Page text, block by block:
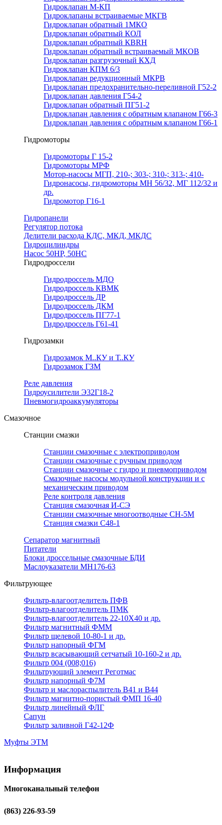
Гидроклапан М-КП
Гидроклапаны встраиваемые МКГВ
Гидроклапан обратный 1МКО
Гидроклапан обратный КОЛ
Гидроклапан обратный КВRН
Гидроклапан обратный встраиваемый МКОВ
Гидроклапан разгрузочный КХД
Гидроклапан КПМ 6/3
Гидроклапан редукционный МКРВ
Гидроклапан предохранительно-переливной Г52-2
Гидроклапан давления Г54-2
Гидроклапан обратный ПГ51-2
Гидроклапан давления с обратным клапаном Г66-3
Гидроклапан давления с обратным клапаном Г66-1
Гидромоторы
Гидромоторы Г 15-2
Гидромоторы МРФ
Мотор-насосы МГП, 210-; 303-; 310-; 313-; 410-
Гидронасосы, гидромоторы МН 56/32, МГ 112/32 и
др.
Гидромотор Г16-1
Гидропанели
Регулятор потока
Делители расхода КДС, МКД, МКДС
Гидроцилиндры
Насос 50НР, 50НС
Гидродроссели
Гидродроссель МДО
Гидродроссель КВМК
Гидродроссель ДР
Гидродроссель ДКМ
Гидродроссель ПГ77-1
Гидродроссель Г61-41
Гидрозамки
Гидрозамок М..КУ и Т..КУ
Гидрозамок ГЗМ
Реле давления
Гидроусилители Э32Г18-2
Пневмогидроаккумуляторы
Смазочное
Станции смазки
Станции смазочные с электроприводом
Станции смазочные с ручным приводом
Станции смазочные с гидро и пневмоприводом
Смазочные насосы модульной конструкции и с
механическим приводом
Реле контроля давления
Станция смазочная И-СЭ
Станции смазочные многоотводные СН-5М
Станция смазки С48-1
Сепаратор магнитный
Питатели
Блоки дроссельные смазочные БДИ
Маслоуказатели МН176-63
Фильтрующее
Фильтр-влагоотделитель ПФВ
Фильтр-влагоотделитель ПМК
Фильтр-влагоотделитель 22-10Х40 и др.
Фильтр магнитный ФММ
Фильтр щелевой 10-80-1 и др.
Фильтр напорный ФГМ
Фильтр всасывающий сетчатый 10-160-2 и др.
Фильтр 004 (008;016)
Фильтрующий элемент Реготмас
Фильтр напорный Ф7М
Фильтр и маслораспылитель В41 и В44
Фильтр магнитно-пористый ФМП 16-40
Фильтр линейный ФЛГ
Сапун
Фильтр заливной Г42-12Ф
Муфты ЭТМ
Информация
Многоканальный телефон
(863) 226-93-59